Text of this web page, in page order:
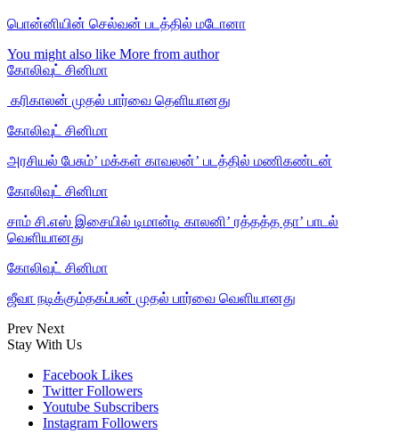
பொன்னியின் செல்வன் படத்தில் மடோனா
You might also like More from author
கோலிவுட் சினிமா
‎ கரிகாலன் முதல் பார்வை தெளியானது
கோலிவுட் சினிமா
அரசியல் பேசும்’ மக்கள் காவலன்’ படத்தில் மணிகண்டன்
கோலிவுட் சினிமா
சாம் சி.எஸ் இசையில் டிமான்டி காலனி’ ரத்தத்த தா’ பாடல்
வெளியானது
கோலிவுட் சினிமா
ஜீவா நடிக்கும்தகப்பன் முதல் பார்வை வெளியானது
Prev Next
Stay With Us
Facebook Likes
Twitter Followers
Youtube Subscribers
Instagram Followers